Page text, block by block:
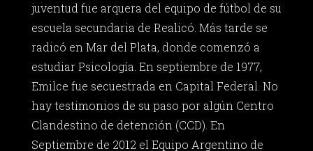
juventud fue arquera del equipo de fútbol de su
escuela secundaria de Realicó. Más tarde se
radicó en Mar del Plata, donde comenzó a
estudiar Psicología. En septiembre de 1977,
Emilce fue secuestrada en Capital Federal. No
hay testimonios de su paso por algún Centro
Clandestino de detención (CCD). En
Septiembre de 2012 el Equipo Argentino de